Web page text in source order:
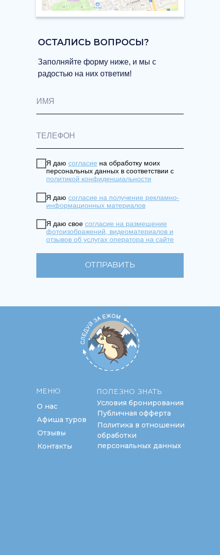
Заполняйте форму ниже, и мы с
радостью на них ответим!
ОСТАЛИСЬ ВОПРОСЫ?
Я даю согласие на обработку моих
персональных данных в соответствии с
политикой конфиденциальности
Я даю согласие на получение рекламно-
информационных материалов
Я даю свое согласие на размещение
фотоизображений, видеоматериалов и
отзывов об услугах оператора на сайте
ОТПРАВИТЬ
МЕНЮ ПОЛЕЗНО ЗНАТЬ
О нас
Афиша туров
Отзывы
Контакты
Политика в отношении
обработки
персональных данных
Публичная офферта
Условия бронирования